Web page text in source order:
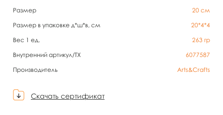
Размер
20 см
Размер в упаковке д*ш*в, см
20*4*4
Вес 1 ед.
263 гр
Внутренний артикул/TX
6077587
Производитель
Arts&Crafts
Скачать сертификат